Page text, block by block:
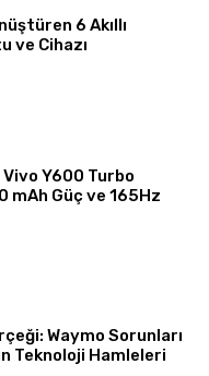
6 Akıllı
ve Cihazı
Y600 Turbo
mAh Güç ve 165Hz
Waymo Sorunları
Teknoloji Hamleleri